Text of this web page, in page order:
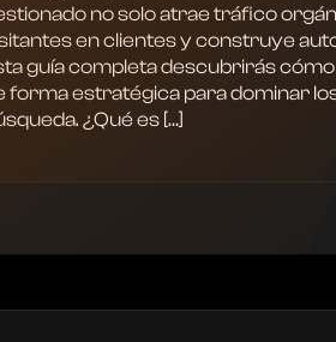
no solo atrae tráfico
en clientes y construye
guía completa descubrirás
forma estratégica para dominar
¿Qué es […]